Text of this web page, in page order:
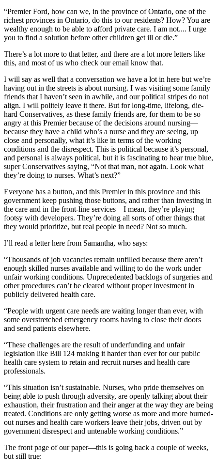
“Premier Ford, how can we, in the province of Ontario, one of the
richest provinces in Ontario, do this to our residents? How? You are
wealthy enough to be able to afford private care. I am not.... I urge
you to find a solution before other children get ill or die.”
There’s a lot more to that letter, and there are a lot more letters like
this, and most of us who check our email know that.
I will say as well that a conversation we have a lot in here but we’re
having out in the streets is about nursing. I was visiting some family
friends that I haven’t seen in awhile, and our political stripes do not
align. I will politely leave it there. But for long-time, lifelong, die-
hard Conservatives, as these family friends are, for them to be so
angry at this Premier because of the decisions around nursing—
because they have a child who’s a nurse and they are seeing, up
close and personally, what it’s like in terms of the working
conditions and the disrespect. This is political because it’s personal,
and personal is always political, but it is fascinating to hear true blue,
super Conservatives saying, “Not that man, not again. Look what
they’re doing to nurses. What’s next?”
Everyone has a button, and this Premier in this province and this
government keep pushing those buttons, and rather than investing in
the care and in the front-line services—I mean, they’re playing
footsy with developers. They’re doing all sorts of other things that
they would prioritize, but real people in need? Not so much.
I’ll read a letter here from Samantha, who says:
“Thousands of job vacancies remain unfilled because there aren’t
enough skilled nurses available and willing to do the work under
unfair working conditions. Unprecedented backlogs of surgeries and
other procedures can’t be cleared without proper investment in
publicly delivered health care.
“People with urgent care needs are waiting longer than ever, with
some overstretched emergency rooms having to close their doors
and send patients elsewhere.
“These challenges are the result of underfunding and unfair
legislation like Bill 124 making it harder than ever for our public
health care system to retain and recruit nurses and health care
professionals.
“This situation isn’t sustainable. Nurses, who pride themselves on
being able to push through adversity, are openly talking about their
exhaustion, their frustration and their anger at the way they are being
treated. Conditions are only getting worse as more and more burned-
out nurses and health care workers leave their jobs, driven out by
government disrespect and untenable working conditions.”
The front page of our paper—this is going back a couple of weeks,
but still true: